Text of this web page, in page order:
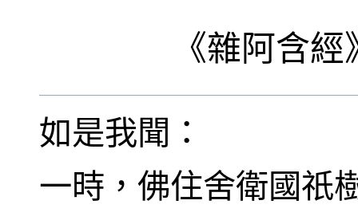
《雜阿含經
如是我聞：
一時，佛住舍衛國祇